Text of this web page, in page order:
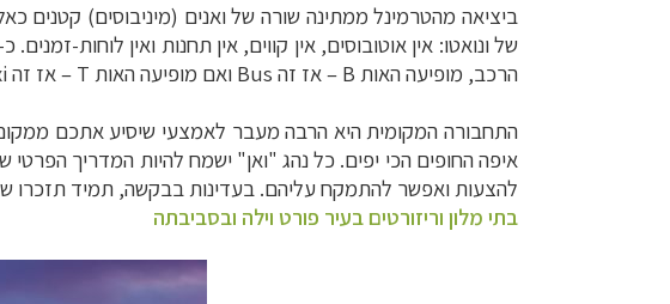
ביציאה מהטרמינל ממתינהשורה של ואנים (מיניבוסים) קטנים
של ונואטו:
הרכב, מופיעה האות B
–אז זה Bus ואם מופיעה האות T
–אז זה
התחבורה המקומית היא הרבה מעבר לאמצעי שיסיע אתכם
איפה החופים הכי יפים. כל נהג "ואן" ישמח להיות המדריך
להצעות ואפשר להתמקח עליהם. בעדינות בבקשה, תמיד תזכרו
בתי מלון וריזורטים בעיר פורט וילה ובסביבתה